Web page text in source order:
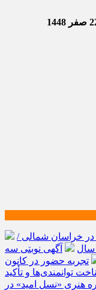
1448
در خراسان شمالی /
آگهی نوبتی سه
تجربه حضور در کانون
توانمندی‌ها و تأکید
هنری «نسل امید» در